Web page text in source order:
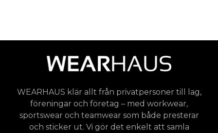
WEARHAUS klär allt från privatpersoner till lag,
föreningar och företag – med workwear,
sportswear och teamwear som både presterar
och sticker ut. Vi gör det enkelt att samla